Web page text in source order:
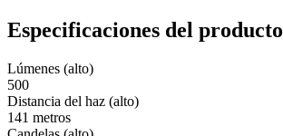
Especificaciones del producto
Lúmenes (alto)
500
Distancia del haz (alto)
141 metros